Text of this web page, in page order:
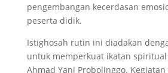
pengembangan kecerdasan
peserta didik.
Istighosah rutin ini diadakan
untuk memperkuat ikatan spiritual
Ahmad Yani Probolinggo.